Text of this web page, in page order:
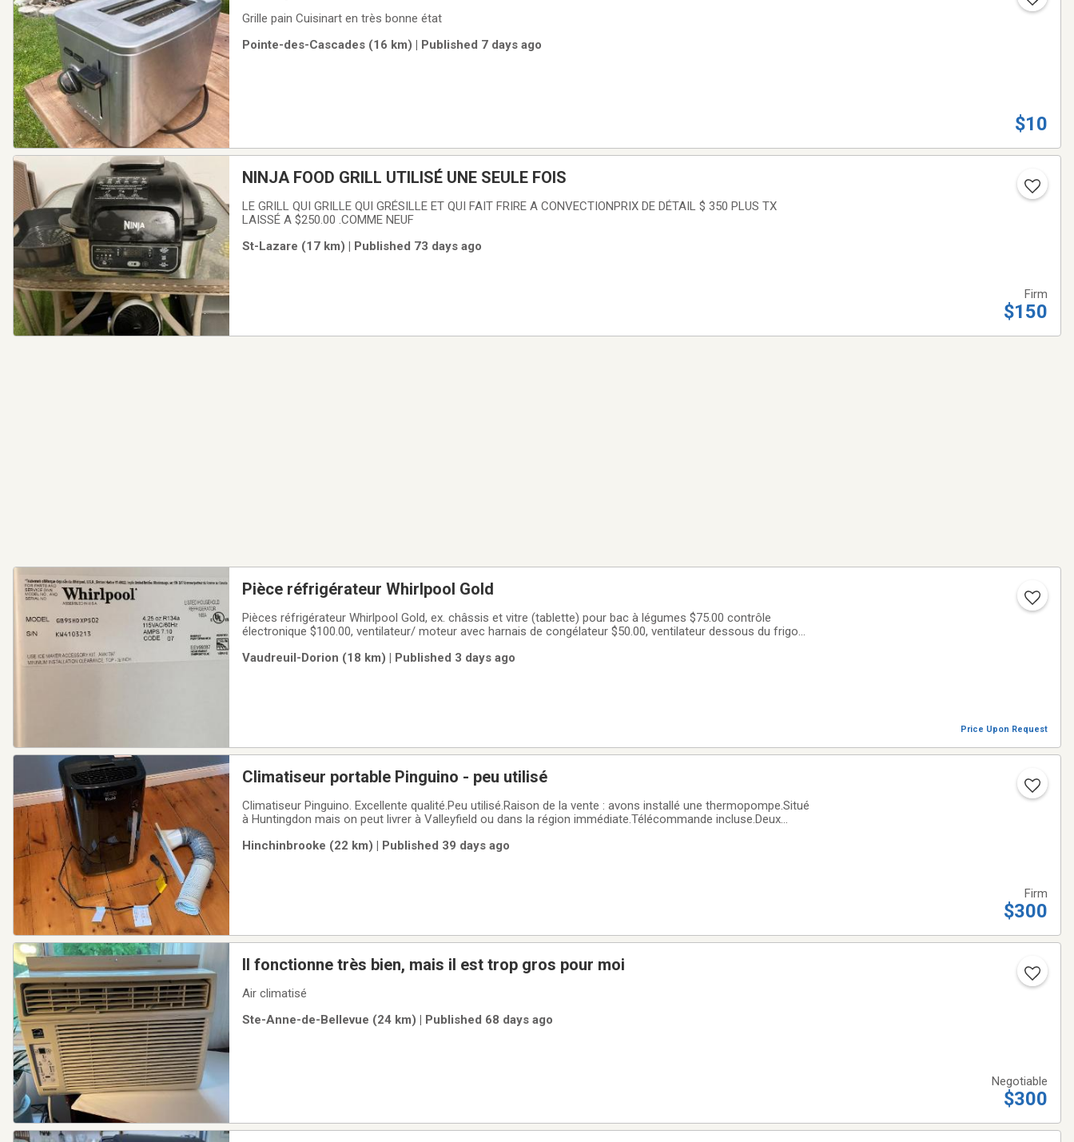
Grille pain Cuisinart en très bonne état
Pointe-des-Cascades (16 km) | Published 7 days ago
$10
NINJA FOOD GRILL UTILISÉ UNE SEULE FOIS
LE GRILL QUI GRILLE QUI GRÉSILLE ET QUI FAIT FRIRE A CONVECTIONPRIX DE DÉTAIL $ 350 PLUS TX
LAISSÉ A $250.00 .COMME NEUF
St-Lazare (17 km) | Published 73 days ago
Firm
$150
Pièce réfrigérateur Whirlpool Gold
Pièces réfrigérateur Whirlpool Gold, ex. châssis et vitre (tablette) pour bac à légumes $75.00 contrôle
électronique $100.00, ventilateur/ moteur avec harnais de congélateur $50.00, ventilateur dessous du frigo
Amana et Kenmore,
Vaudreuil-Dorion (18 km) | Published 3 days ago
Price Upon Request
Climatiseur portable Pinguino - peu utilisé
Climatiseur Pinguino. Excellente qualité.Peu utilisé.Raison de la vente : avons installé une thermopompe.Situé
à Huntingdon mais on peut livrer à Valleyfield ou dans la région immédiate.Télécommande incluse.Deux
Hinchinbrooke (22 km) | Published 39 days ago
Firm
$300
Il fonctionne très bien, mais il est trop gros pour moi
Air climatisé
Ste-Anne-de-Bellevue (24 km) | Published 68 days ago
Negotiable
$300